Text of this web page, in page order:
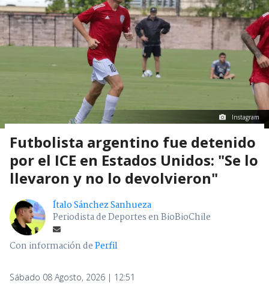
Instagram
Futbolista argentino fue detenido
por el ICE en Estados Unidos: "Se lo
llevaron y no lo devolvieron"
Ítalo Sánchez Sanhueza
Periodista de Deportes en BioBioChile
Con información dePerfil
Sábado 08 Agosto, 2026 | 12:51